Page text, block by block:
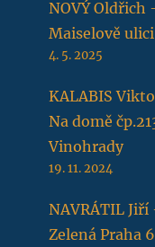
NOVÝ Oldřich
Maiselově
4. 5. 2025
KALABIS
Na domě
Vinohrady
19. 11. 2024
NAVRÁTIL Jiří
Zelená Praha